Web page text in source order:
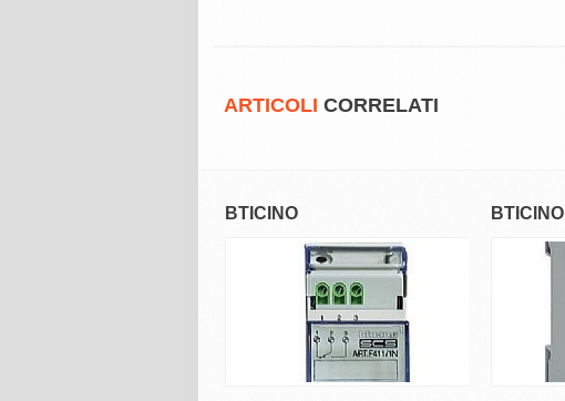
ARTICOLI CORRELATI
BTICINO BTICINO